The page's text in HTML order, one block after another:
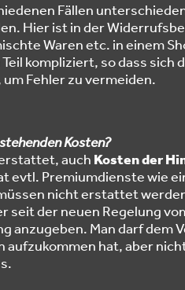
Fällen
Hier ist in der
Waren etc. in einem
kompliziert, so dass sich
Fehler zu vermeiden.
Kosten?
auch Kosten der
evtl. Premiumdienste wie
nicht erstattet
seit der neuen Regelung
anzugeben. Man darf dem
hat, aber